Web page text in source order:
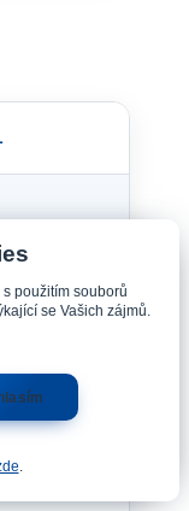
vždy po
na
s použitím souborů
se Vašich zájmů.